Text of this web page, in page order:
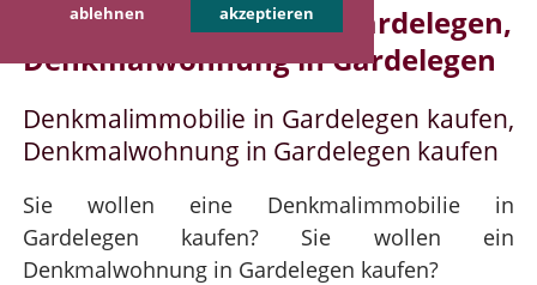
ablehnen akzeptieren
Denkmalimmobilie in Gardelegen,
Denkmalwohnung in Gardelegen
Denkmalimmobilie in Gardelegen kaufen,
Denkmalwohnung in Gardelegen kaufen
Sie wollen eine Denkmalimmobilie in
Gardelegen kaufen? Sie wollen ein
Denkmalwohnung in Gardelegen kaufen?